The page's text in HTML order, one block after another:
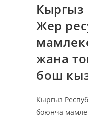
Кыргыз
Жер
жана
бош
Кыргыз
боюнча